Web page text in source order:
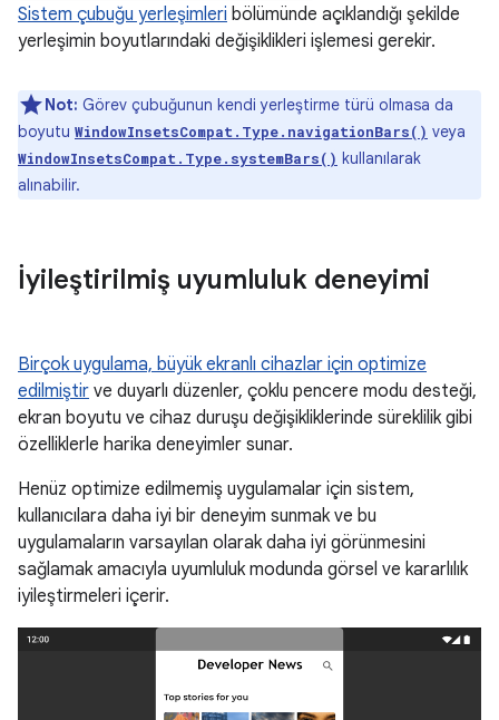
Sistem çubuğu yerleşimleri bölümünde açıklandığı şekilde
yerleşimin boyutlarındaki değişiklikleri işlemesi gerekir.
Not: Görev çubuğunun kendi yerleştirme türü olmasa da
boyutu WindowInsetsCompat.Type.navigationBars() veya
WindowInsetsCompat.Type.systemBars() kullanılarak
alınabilir.
İyileştirilmiş uyumluluk deneyimi
Birçok uygulama, büyük ekranlı cihazlar için optimize
edilmiştir ve duyarlı düzenler, çoklu pencere modu desteği,
ekran boyutu ve cihaz duruşu değişikliklerinde süreklilik gibi
özelliklerle harika deneyimler sunar.
Henüz optimize edilmemiş uygulamalar için sistem,
kullanıcılara daha iyi bir deneyim sunmak ve bu
uygulamaların varsayılan olarak daha iyi görünmesini
sağlamak amacıyla uyumluluk modunda görsel ve kararlılık
iyileştirmeleri içerir.